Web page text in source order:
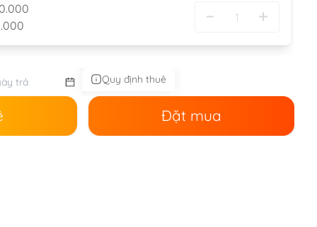
Quy định thuê
Đặt mua